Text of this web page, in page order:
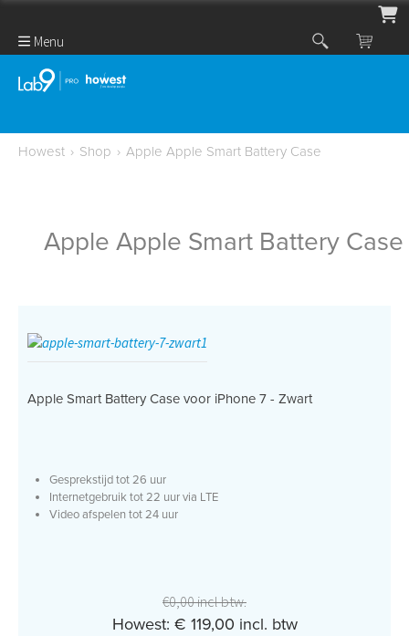
Menu
Howest › Shop › Apple Apple Smart Battery Case
Apple Apple Smart Battery Case
Apple Smart Battery Case voor iPhone 7 - Zwart
Gesprekstijd tot 26 uur
Internetgebruik tot 22 uur via LTE
Video afspelen tot 24 uur
€0,00 incl btw.
Howest: € 119,00 incl. btw